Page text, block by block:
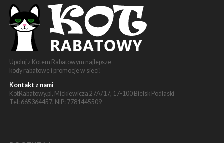
Upoluj z Kotem Rabatowym najlepsze
kody rabatowe i promocje w sieci!
Kontakt z nami
KotRabatowy.pl, Mickiewicza 27A/17, 17-100 Bielsk Podlaski
Tel: 665364457, NIP: 7781445509